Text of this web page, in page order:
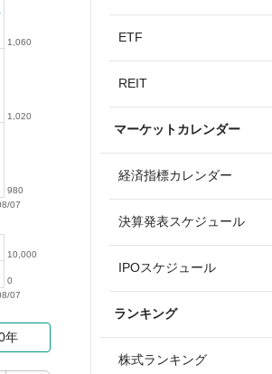
07
980
1,020
1,060
07
0
10,000
年
ETF
REIT
マーケットカレンダー
経済指標カレンダー
決算発表スケジュール
IPOスケジュール
ランキング
株式ランキング